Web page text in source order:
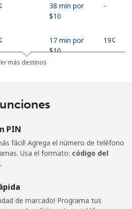
38 min por
⁦$10⁩
-
17 min por
⁦$10⁩
⁦19¢⁩
11 min por
⁦$10⁩
15 min por
más destinos
PIN
fácil! Agrega el número de teléfono
Usa el formato: código del
de marcado! Programa tus